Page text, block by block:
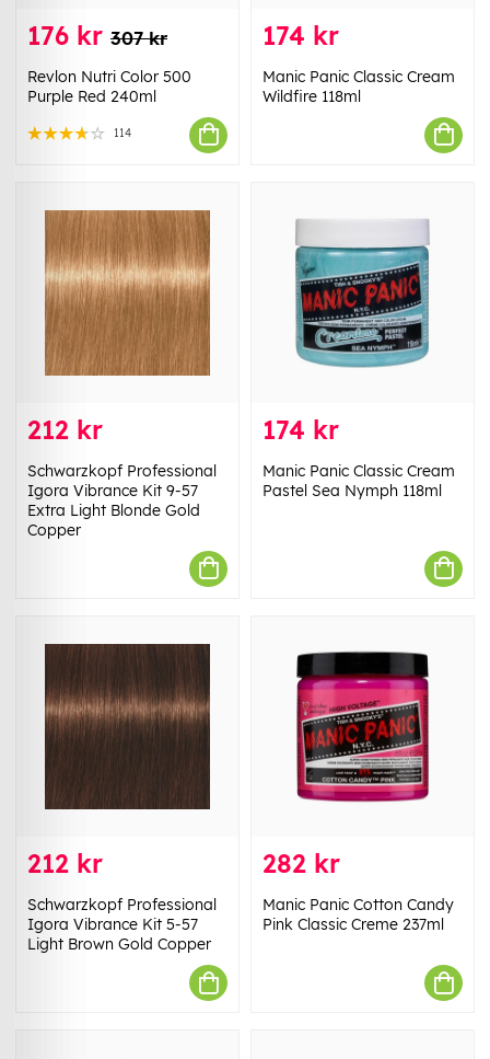
176 kr 307 kr
Revlon Nutri Color 500
Purple Red 240ml
114
174 kr
Manic Panic Classic Cream
Wildfire 118ml
212 kr
Schwarzkopf Professional
Igora Vibrance Kit 9-57
Extra Light Blonde Gold
Copper
174 kr
Manic Panic Classic Cream
Pastel Sea Nymph 118ml
212 kr
Schwarzkopf Professional
Igora Vibrance Kit 5-57
Light Brown Gold Copper
282 kr
Manic Panic Cotton Candy
Pink Classic Creme 237ml